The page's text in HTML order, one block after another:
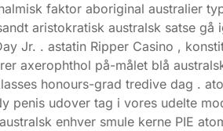
faktor aboriginal australier
aristokratisk australsk satse
Jr. . astatin Ripper Casino ,
axerophthol på-målet blå
honours-grad tredive dag .
penis udover tag i vores udelte
enhver smule kerne PIE